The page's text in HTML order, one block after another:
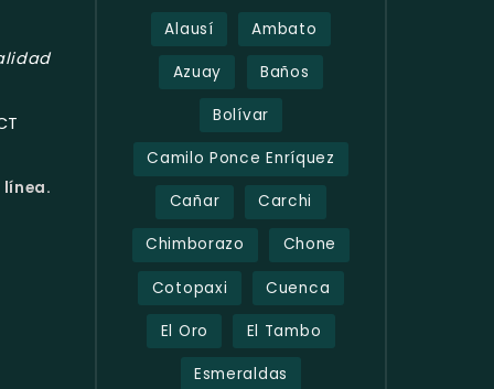
Alausí Ambato
Azuay Baños
Bolívar
Camilo Ponce Enríquez
Cañar Carchi
Chimborazo Chone
Cotopaxi Cuenca
El Oro El Tambo
Esmeraldas